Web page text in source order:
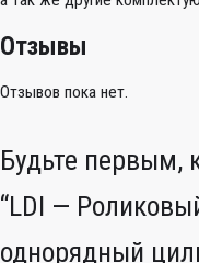
Отзывы
Отзывов пока нет.
Будьте первым,
“LDI —
однорядный